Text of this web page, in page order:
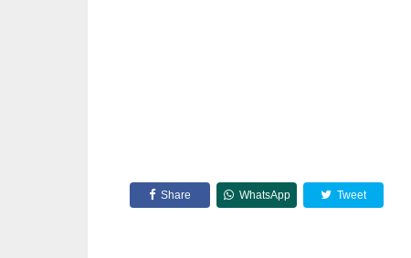
Share WhatsApp Tweet